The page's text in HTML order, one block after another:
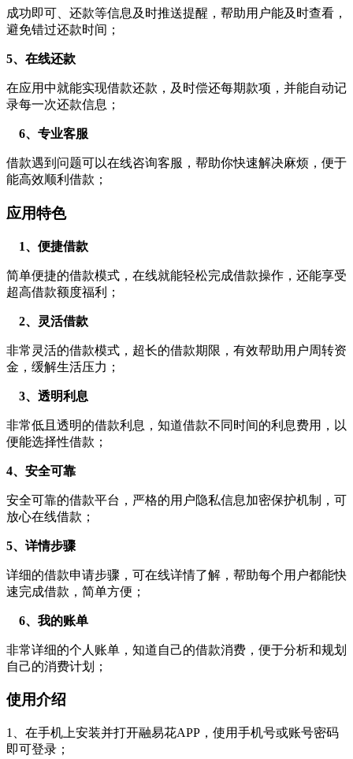
成功即可、还款等信息及时推送提醒，帮助用户能及时查看，
避免错过还款时间；
5、在线还款
在应用中就能实现借款还款，及时偿还每期款项，并能自动记
录每一次还款信息；
6、专业客服
借款遇到问题可以在线咨询客服，帮助你快速解决麻烦，便于
能高效顺利借款；
应用特色
1、便捷借款
简单便捷的借款模式，在线就能轻松完成借款操作，还能享受
超高借款额度福利；
2、灵活借款
非常灵活的借款模式，超长的借款期限，有效帮助用户周转资
金，缓解生活压力；
3、透明利息
非常低且透明的借款利息，知道借款不同时间的利息费用，以
便能选择性借款；
4、安全可靠
安全可靠的借款平台，严格的用户隐私信息加密保护机制，可
放心在线借款；
5、详情步骤
详细的借款申请步骤，可在线详情了解，帮助每个用户都能快
速完成借款，简单方便；
6、我的账单
非常详细的个人账单，知道自己的借款消费，便于分析和规划
自己的消费计划；
使用介绍
1、在手机上安装并打开融易花APP，使用手机号或账号密码
即可登录；